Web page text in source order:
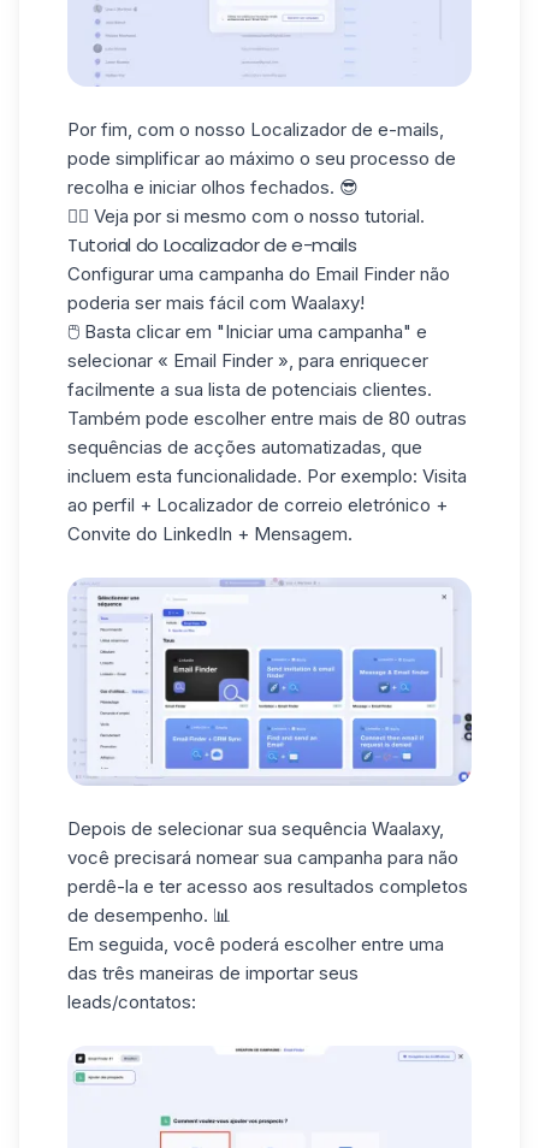
Por fim, com o nosso Localizador de e-mails,
pode simplificar ao máximo o seu processo de
recolha e iniciar olhos fechados. 😎
👇🏼 Veja por si mesmo com o nosso tutorial.
Tutorial do Localizador de e-mails
Configurar uma campanha do Email Finder não
poderia ser mais fácil com Waalaxy!
🖱️ Basta clicar em "Iniciar uma campanha" e
selecionar « Email Finder », para enriquecer
facilmente a sua lista de potenciais clientes.
Também pode escolher entre mais de 80 outras
sequências de acções automatizadas, que
incluem esta funcionalidade. Por exemplo: Visita
ao perfil + Localizador de correio eletrónico +
Convite do LinkedIn + Mensagem.
Depois de selecionar sua sequência Waalaxy,
você precisará nomear sua campanha para não
perdê-la e ter acesso aos resultados completos
de desempenho. 📊
Em seguida, você poderá escolher entre uma
das três maneiras de importar seus
leads/contatos: